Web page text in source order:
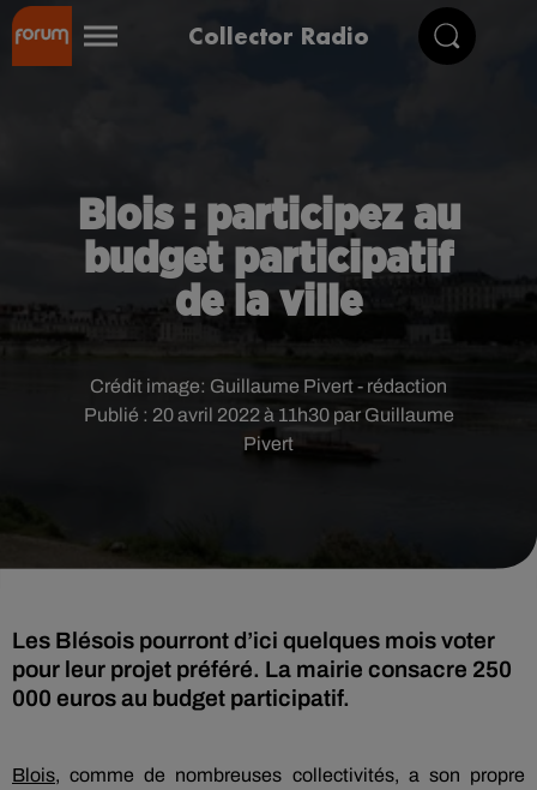
Collector Radio
Blois : participez au
budget participatif
de la ville
Publié : 20 avril 2022 à 11h30 par Guillaume
Pivert
Crédit image: Guillaume Pivert - rédaction
Les Blésois pourront d’ici quelques mois voter
pour leur projet préféré. La mairie consacre 250
000 euros au budget participatif.
Blois, comme de nombreuses collectivités, a son propre